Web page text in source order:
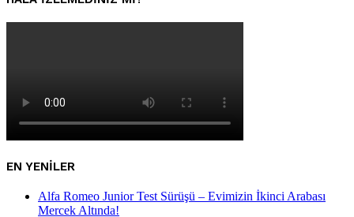
EN YENILER
Alfa Romeo Junior Test Sürüşü – Evimizin İkinci Arabası
Mercek Altında!